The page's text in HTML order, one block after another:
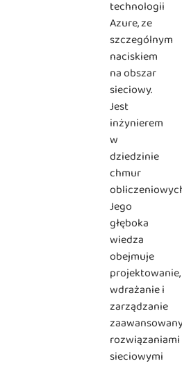
technologii
Azure, ze
szczególnym
naciskiem
na obszar
sieciowy.
Jest
inżynierem
w
dziedzinie
chmur
Jego
głęboka
wiedza
obejmuje
projektowanie,
wdrażanie i
zarządzanie
rozwiązaniami
sieciowymi